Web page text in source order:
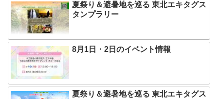
夏祭り＆避暑地を巡る 東北エキタグス
タンプラリー
8月1日・2日のイベント情報
夏祭り＆避暑地を巡る 東北エキタグス